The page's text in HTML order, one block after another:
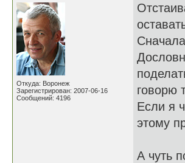
Откуда: Воронеж
Зарегистрирован: 2007-06-16
Сообщений: 4196
говорю
Если я
этому
А чуть